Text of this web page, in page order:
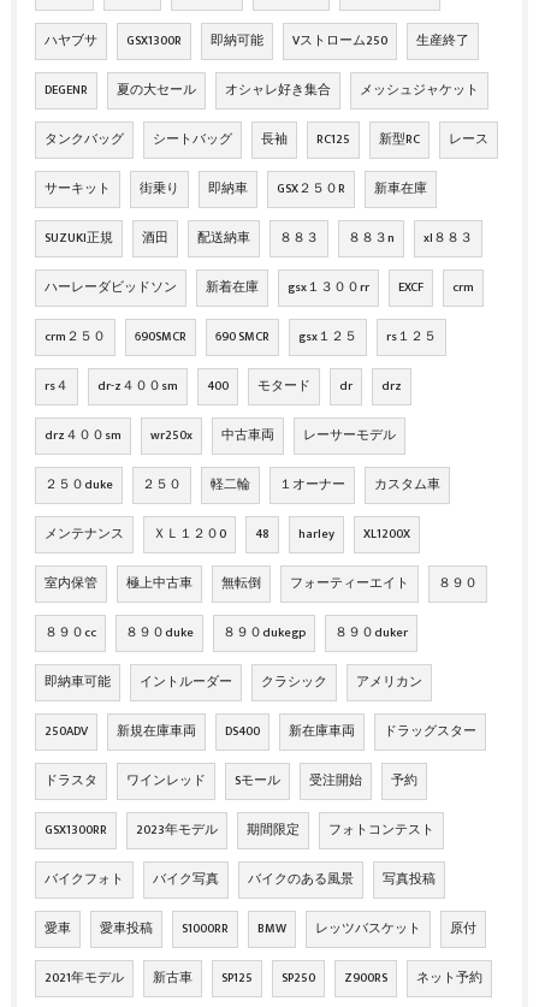
ハヤブサ GSX1300R 即納可能 Vストローム250 生産終了
DEGENR 夏の大セール オシャレ好き集合 メッシュジャケット
タンクバッグ シートバッグ 長袖 RC125 新型RC レース
サーキット 街乗り 即納車 GSX２５０R 新車在庫
SUZUKI正規 酒田 配送納車 ８８３ ８８３n xl８８３
ハーレーダビッドソン 新着在庫 gsx１３００rr EXCF crm
crm２５０ 690SMCR 690 SMCR gsx１２５ rs１２５
rs４ dr-z４００sm 400 モタード dr drz
drz４００sm wr250x 中古車両 レーサーモデル
２５０duke ２５０ 軽二輪 １オーナー カスタム車
メンテナンス ＸＬ１２０0 48 harley XL1200X
室内保管 極上中古車 無転倒 フォーティーエイト ８９０
８９０cc ８９０duke ８９０dukegp ８９０duker
即納車可能 イントルーダー クラシック アメリカン
250ADV 新規在庫車両 DS400 新在庫車両 ドラッグスター
ドラスタ ワインレッド Sモール 受注開始 予約
GSX1300RR 2023年モデル 期間限定 フォトコンテスト
バイクフォト バイク写真 バイクのある風景 写真投稿
愛車 愛車投稿 S1000RR BMW レッツバスケット 原付
2021年モデル 新古車 SP125 SP250 Z900RS ネット予約